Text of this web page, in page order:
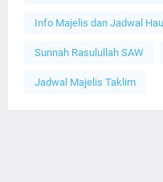
Info Majelis dan Jadwal Haul
Sunnah Rasulullah SAW
Jadwal Majelis Taklim